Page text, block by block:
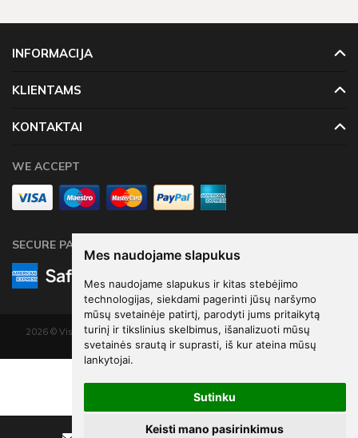
Mes naudojame slapukus
Mes naudojame slapukus ir kitas stebėjimo
technologijas, siekdami pagerinti jūsų naršymo
mūsų svetainėje patirtį, parodyti jums pritaikytą
turinį ir tikslinius skelbimus, išanalizuoti mūsų
svetainės srautą ir suprasti, iš kur ateina mūsų
lankytojai.
Sutinku
Keisti mano pasirinkimus
Foil balloon One, 66x37cm, gold €252
Sutaupote - €084
INFORMACIJA
KLIENTAMS
KONTAKTAI
WE ACCEPT
SECURE PAYMENTS
2026 © Visos teisės saugomos. Kopijuoti, platinti svetainės turinį be autorių
sutikimo draudžiama.
Elektroninių parduotuvių nuoma